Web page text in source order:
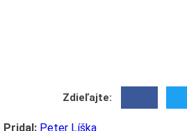
Zdieľajte:
Pridal: Peter Líška